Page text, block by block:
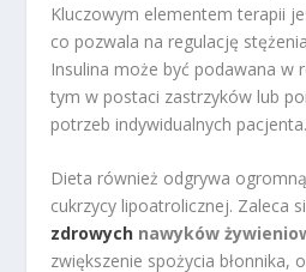
Kluczowym elementem terapii
co pozwala na regulację
Insulina może być podawana w
tym w postaci zastrzyków lub
potrzeb indywidualnych pacjenta.
Dieta również odgrywa
cukrzycy lipoatrolicznej. Zaleca
zdrowych nawyków
zwiększenie spożycia błonnika,